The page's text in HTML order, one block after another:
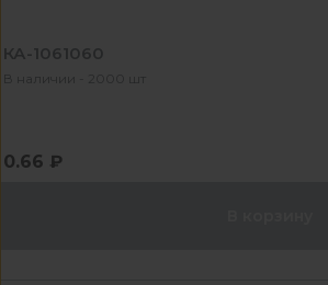
КА-1061060
В наличии - 2000 шт
0.66 ₽